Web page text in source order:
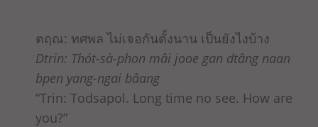
ตฤณ: ทศพล ไม่เจอกันตั้งนาน เป็นยังไงบ้าง
Dtrin: Thót-sà-phon mâi jooe gan dtâng naan
bpen yang-ngai bâang
“Trin: Todsapol. Long time no see. How are
you?”